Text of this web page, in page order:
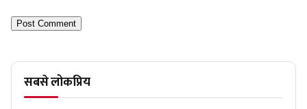
सबसे लोकप्रिय